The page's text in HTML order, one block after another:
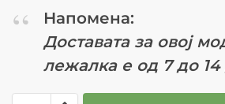
Напомена:
Доставата за овој
лежалка е од 7 до